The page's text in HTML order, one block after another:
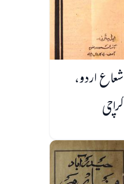
شعاع اردو،
کراچی